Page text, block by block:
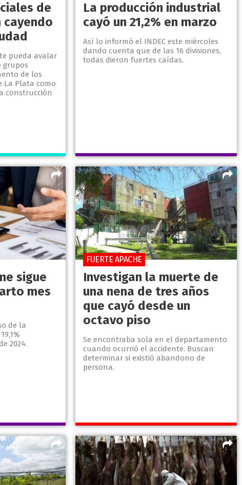
de
cayendo
pueda avalar
grupos
de los
La Plata como
construcción
La producción industrial
cayó un 21,2% en marzo
Así lo informó el INDEC este miércoles
dando cuenta que de las 16 divisiones,
todas dieron fuertes caídas.
sigue
mes
de la
2024.
Investigan la muerte de
una nena de tres años
que cayó desde un
octavo piso
Se encontraba sola en el departamento
cuando ocurrió el accidente. Buscan
determinar si existió abandono de
persona.
FUERTE APACHE